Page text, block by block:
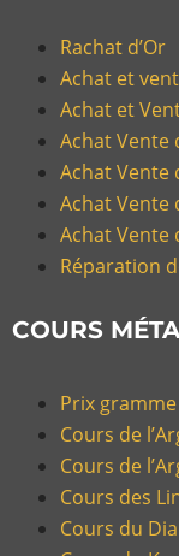
Rachat d’Or
Achat et
Achat et
Achat Vente
Achat Vente
Achat Vente
Achat Vente
Réparation
COURS
Prix
Cours de
Cours de
Cours des
Cours du